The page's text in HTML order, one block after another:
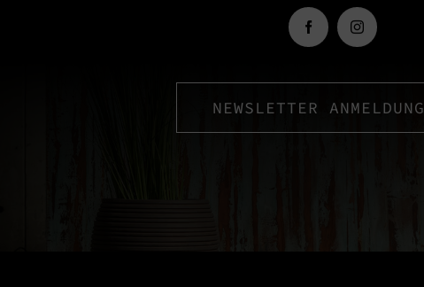
NEWSLETTER ANMELDUNG